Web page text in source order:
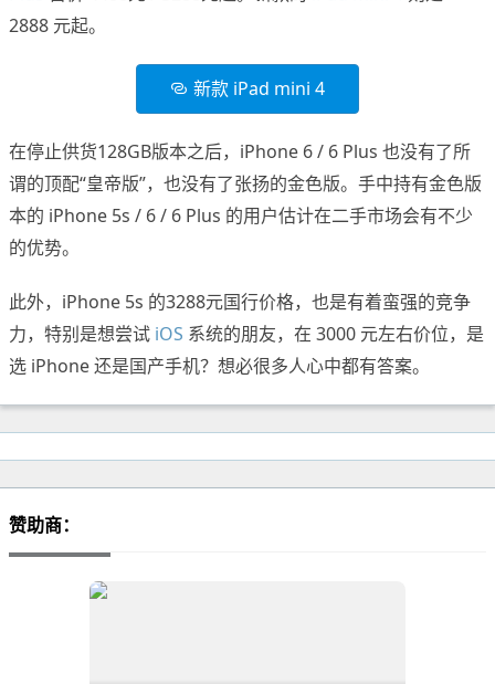
2888 元起。
新款 iPad mini 4
在停止供货128GB版本之后，iPhone 6 / 6 Plus 也没有了所
谓的顶配“皇帝版”，也没有了张扬的金色版。手中持有金色版
本的 iPhone 5s / 6 / 6 Plus 的用户估计在二手市场会有不少
的优势。
此外，iPhone 5s 的3288元国行价格，也是有着蛮强的竞争
力，特别是想尝试 iOS 系统的朋友，在 3000 元左右价位，是
选 iPhone 还是国产手机？想必很多人心中都有答案。
赞助商：